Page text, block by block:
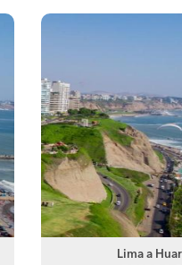
Lima a